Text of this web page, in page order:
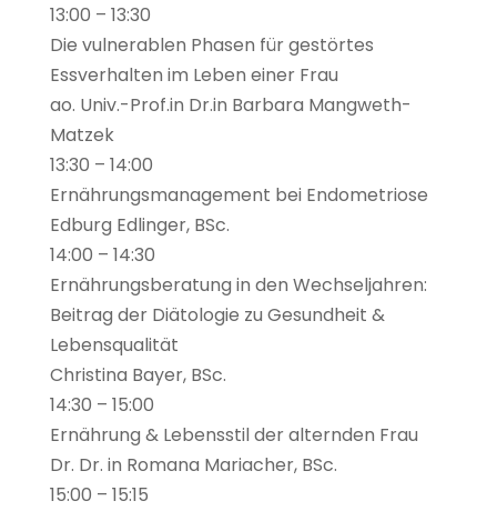
13:00 – 13:30
Die vulnerablen Phasen für gestörtes
Essverhalten im Leben einer Frau
ao. Univ.-Prof.in Dr.in Barbara Mangweth-
Matzek
13:30 – 14:00
Ernährungsmanagement bei Endometriose
Edburg Edlinger, BSc.
14:00 – 14:30
Ernährungsberatung in den Wechseljahren:
Beitrag der Diätologie zu Gesundheit &
Lebensqualität
Christina Bayer, BSc.
14:30 – 15:00
Ernährung & Lebensstil der alternden Frau
Dr. Dr. in Romana Mariacher, BSc.
15:00 – 15:15